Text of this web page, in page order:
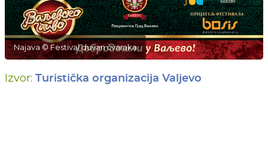
Najava © Festival duvan čvaraka
Izvor: Turistička organizacija Valjevo